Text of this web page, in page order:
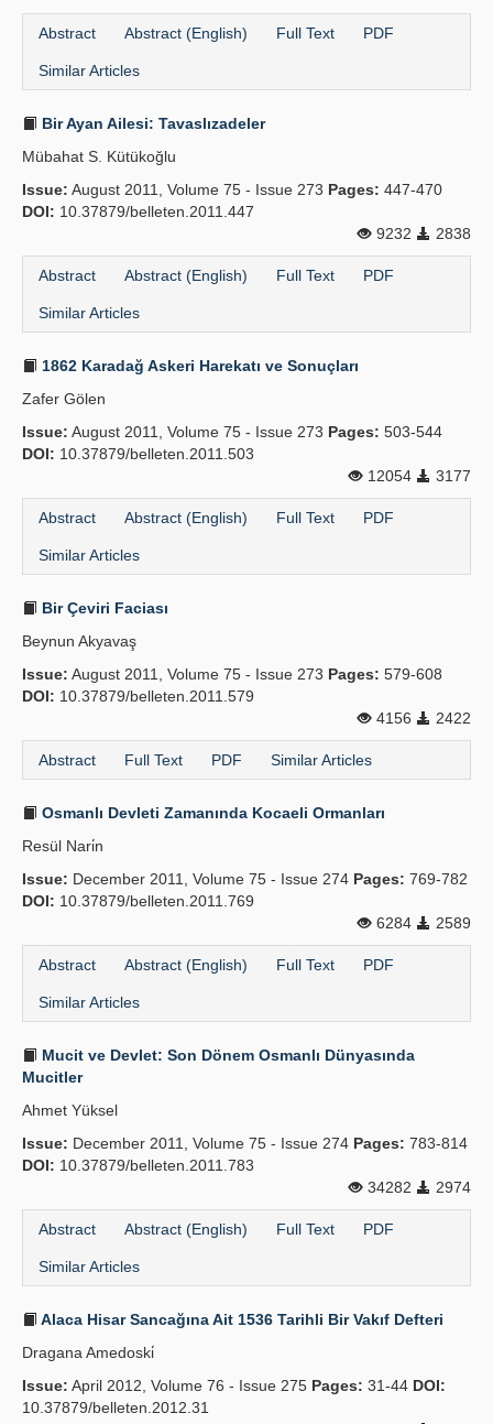
Abstract Abstract (English) Full Text PDF
Similar Articles
Bir Ayan Ailesi: Tavaslızadeler
Mübahat S. Kütükoğlu
Issue: August 2011, Volume 75 - Issue 273 Pages: 447-470
DOI: 10.37879/belleten.2011.447
9232
2838
Abstract Abstract (English) Full Text PDF
Similar Articles
1862 Karadağ Askeri Harekatı ve Sonuçları
Zafer Gölen
Issue: August 2011, Volume 75 - Issue 273 Pages: 503-544
DOI: 10.37879/belleten.2011.503
12054
3177
Abstract Abstract (English) Full Text PDF
Similar Articles
Bir Çeviri Faciası
Beynun Akyavaş
Issue: August 2011, Volume 75 - Issue 273 Pages: 579-608
DOI: 10.37879/belleten.2011.579
4156
2422
Abstract Full Text PDF Similar Articles
Osmanlı Devleti Zamanında Kocaeli Ormanları
Resül Nari̇n
Issue: December 2011, Volume 75 - Issue 274 Pages: 769-782
DOI: 10.37879/belleten.2011.769
6284
2589
Abstract Abstract (English) Full Text PDF
Similar Articles
Mucit ve Devlet: Son Dönem Osmanlı Dünyasında
Mucitler
Ahmet Yüksel
Issue: December 2011, Volume 75 - Issue 274 Pages: 783-814
DOI: 10.37879/belleten.2011.783
34282
2974
Abstract Abstract (English) Full Text PDF
Similar Articles
Alaca Hisar Sancağına Ait 1536 Tarihli Bir Vakıf Defteri
Dragana Amedoski̇
Issue: April 2012, Volume 76 - Issue 275 Pages: 31-44 DOI:
10.37879/belleten.2012.31